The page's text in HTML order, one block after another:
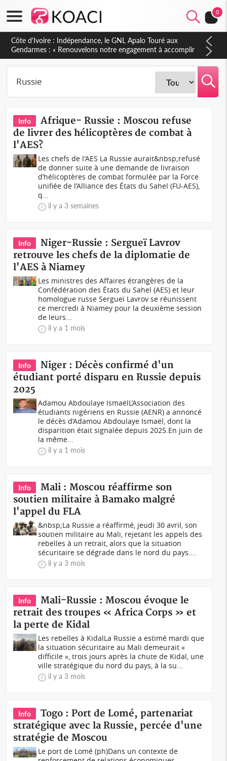
0
Sierra Leone : Un projet de réforme constitutionnelle en
gestation, points clés des amendements, un exclu d'avance
Info
Afrique- Russie : Moscou refuse
de livrer des hélicoptères de combat à
l'AES?
Les chefs de l'AES La Russie aurait&nbsp;refusé
de donner suite à une demande de livraison
d’hélicoptères de combat formulée par la Force
unifiée de l’Alliance des États du Sahel (FU-AES),
q...
il y a 3 semaines
Info
Niger-Russie : Sergueï Lavrov
retrouve les chefs de la diplomatie de
l'AES à Niamey
Les ministres des Affaires étrangères de la
Confédération des États du Sahel (AES) et leur
homologue russe Sergueï Lavrov se réunissent
ce mercredi à Niamey pour la deuxième session
de leurs...
il y a 1 mois
Info
Niger : Décès confirmé d'un
étudiant porté disparu en Russie depuis
2025
Adamou Abdoulaye IsmaëlL’Association des
étudiants nigériens en Russie (AENR) a annoncé
le décès d’Adamou Abdoulaye Ismaël, dont la
disparition était signalée depuis 2025.En juin de
la même...
il y a 1 mois
Info
Mali : Moscou réaffirme son
soutien militaire à Bamako malgré
l'appel du FLA
&nbsp;La Russie a réaffirmé, jeudi 30 avril, son
soutien militaire au Mali, rejetant les appels des
rebelles à un retrait, alors que la situation
sécuritaire se dégrade dans le nord du pays....
il y a 3 mois
Info
Mali-Russie : Moscou évoque le
retrait des troupes « Africa Corps » et
la perte de Kidal
Les rebelles à KidalLa Russie a estimé mardi que
la situation sécuritaire au Mali demeurait «
difficile », trois jours après la chute de Kidal, une
ville stratégique du nord du pays, à la su...
il y a 3 mois
Info
Togo : Port de Lomé, partenariat
stratégique avec la Russie, percée d'une
stratégie de Moscou
Le port de Lomé (ph)Dans un contexte de